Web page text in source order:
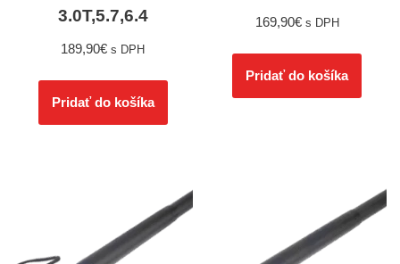
3.0T,5.7,6.4
189,90€ s DPH
Pridať do košíka
169,90€ s DPH
Pridať do košíka